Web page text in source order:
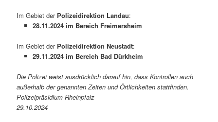
Im Gebiet der Polizeidirektion Landau:
28.11.2024 im Bereich Freimersheim
Im Gebiet der Polizeidirektion Neustadt:
29.11.2024 im Bereich Bad Dürkheim
Die Polizei weist ausdrücklich darauf hin, dass Kontrollen auch
außerhalb der genannten Zeiten und Örtlichkeiten stattfinden.
Polizeipräsidium Rheinpfalz
29.10.2024